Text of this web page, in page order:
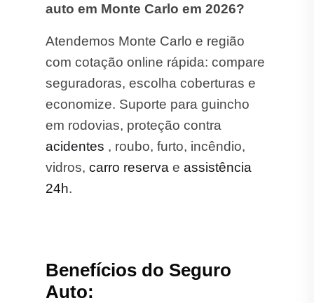
auto em Monte Carlo em 2026?
Atendemos Monte Carlo e região
com cotação online rápida: compare
seguradoras, escolha coberturas e
economize. Suporte para guincho
em rodovias, proteção contra
acidentes , roubo, furto, incêndio,
vidros, carro reserva e assistência
24h.
Benefícios do Seguro
Auto: